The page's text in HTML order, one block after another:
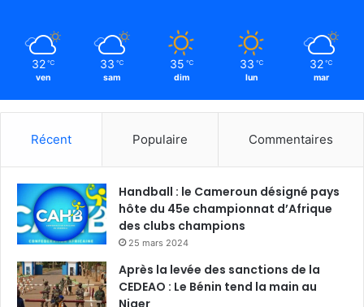
32 ℃
ven
33 ℃
sam
35 ℃
dim
33 ℃
lun
32 ℃
mar
Récent Populaire Commentaires
Handball : le Cameroun désigné pays
hôte du 45e championnat d’Afrique
des clubs champions
25 mars 2024
Après la levée des sanctions de la
CEDEAO : Le Bénin tend la main au